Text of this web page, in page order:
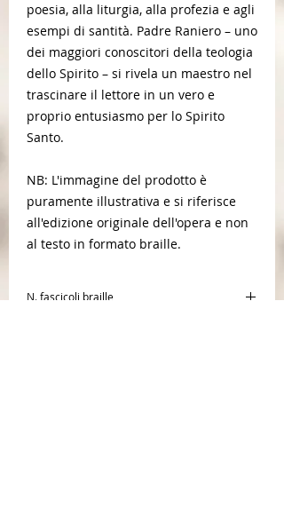
poesia, alla liturgia, alla profezia e agli
esempi di santità. Padre Raniero – uno
dei maggiori conoscitori della teologia
dello Spirito – si rivela un maestro nel
trascinare il lettore in un vero e
proprio entusiasmo per lo Spirito
Santo.
NB: L'immagine del prodotto è
puramente illustrativa e si riferisce
all'edizione originale dell'opera e non
al testo in formato braille.
N. fascicoli braille